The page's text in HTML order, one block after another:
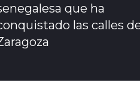
que ha
las calles